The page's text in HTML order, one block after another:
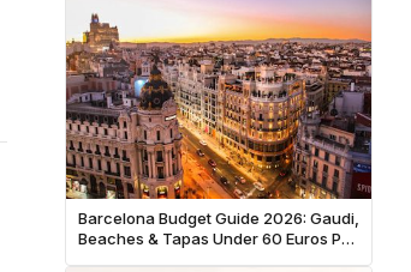
Barcelona Budget Guide 2026: Gaudi,
Beaches & Tapas Under 60 Euros Per